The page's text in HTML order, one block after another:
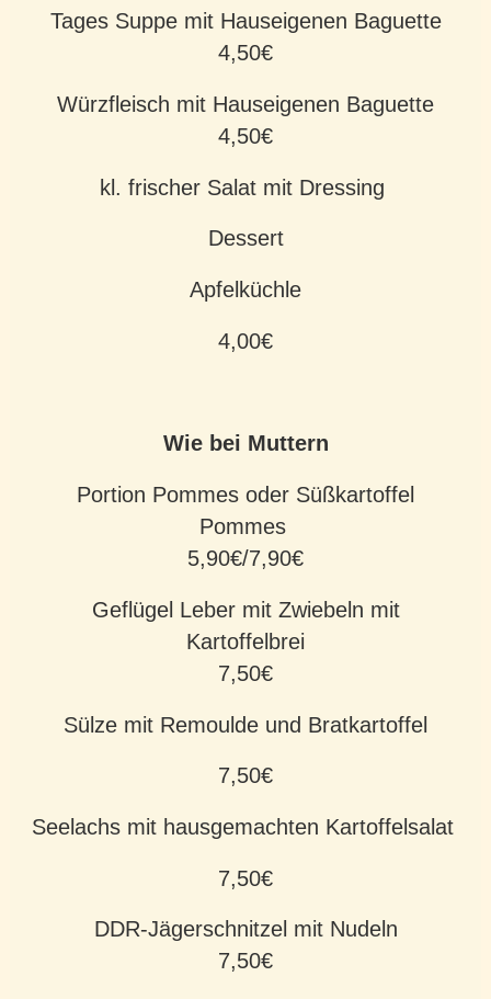
Tages Suppe mit Hauseigenen Baguette
4,50€
Würzfleisch mit Hauseigenen Baguette
4,50€
kl. frischer Salat mit Dressing
Dessert
Apfelküchle
4,00€
Wie bei Muttern
Portion Pommes oder Süßkartoffel
Pommes
5,90€/7,90€
Geflügel Leber mit Zwiebeln mit
Kartoffelbrei
7,50€
Sülze mit Remoulde und Bratkartoffel
7,50€
Seelachs mit hausgemachten Kartoffelsalat
7,50€
DDR-Jägerschnitzel mit Nudeln
7,50€